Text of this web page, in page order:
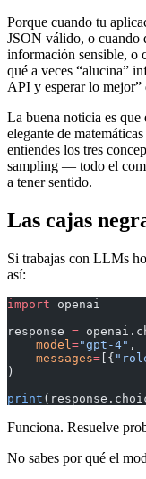
Porque cuando tu
JSON válido, o cuando
información sensible, o
qué a veces “alucina”
API y esperar lo mejor”
La buena noticia es que
elegante de
entiendes los tres
sampling — todo el
a tener sentido.
Las cajas
Si trabajas con LLMs
así:
import openai
response =
    model
="gpt-4" ,
    messages
= [{
)
print
Funciona. Resuelve
No sabes por qué el